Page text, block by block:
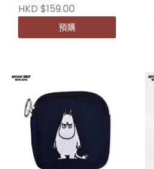
HKD $159.00
預購